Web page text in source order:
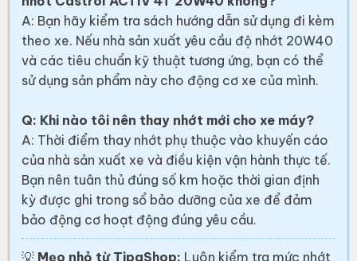
🔥 Giá bán: 146.000đ tại TipaShop 🔥
Xem sản phẩm vàĐẶT MUAtại TipaShop.
Ý KIẾN KHÁCH HÀNG
Nguyễn Kiều Phương
2026-03-18